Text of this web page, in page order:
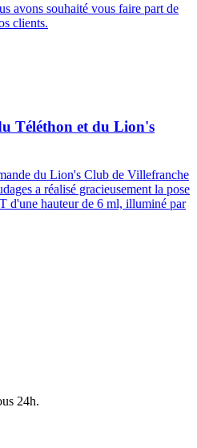
avons souhaité vous faire part de
clients.
Téléthon et du Lion's
du Lion's Club de Villefranche
a réalisé gracieusement la pose
d'une hauteur de 6 ml, illuminé par
24h.